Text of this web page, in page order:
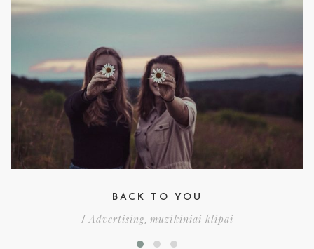
BACK TO YOU
/Advertising, muzikiniai klipai